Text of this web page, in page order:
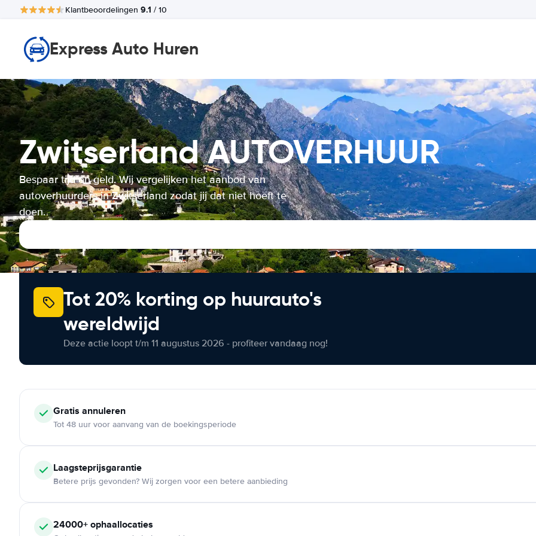
Klantbeoordelingen 9.1 / 10
Express Auto Huren
Zwitserland AUTOVERHUUR
Bespaar tijd en geld. Wij vergelijken het aanbod van
autoverhuurders in Zwitserland zodat jij dat niet hoeft te
doen.
Tot 20% korting op huurauto's
wereldwijd
Deze actie loopt t/m 11 augustus 2026 - profiteer vandaag nog!
Gratis annuleren
Tot 48 uur voor aanvang van de boekingsperiode
Laagsteprijsgarantie
Betere prijs gevonden? Wij zorgen voor een betere aanbieding
24000+ ophaallocaties